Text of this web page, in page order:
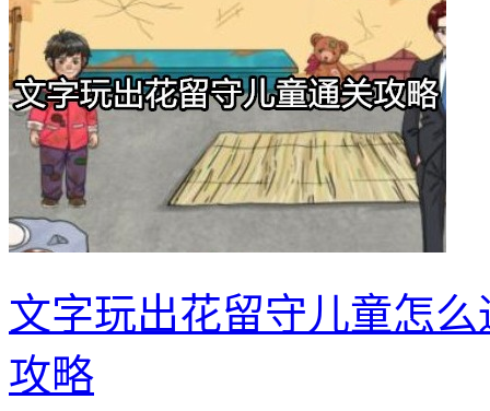
文字玩出花留守儿童怎
攻略